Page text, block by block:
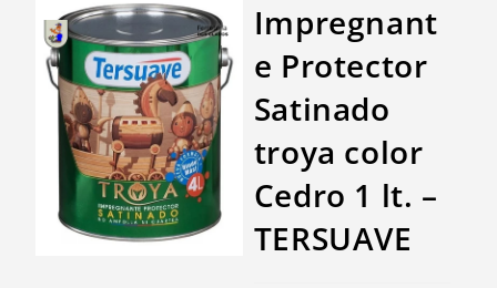
Impregnant
e Protector
Satinado
troya color
Cedro 1 lt. –
TERSUAVE